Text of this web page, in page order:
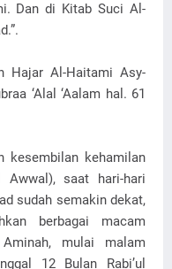
Dan di Kitab Suci Al-
Hajar Al-Haitami Asy-
‘Alal ‘Aalam hal. 61
kesembilan kehamilan
Awwal), saat hari-hari
sudah semakin dekat,
berbagai macam
Aminah, mulai malam
12 Bulan Rabi’ul